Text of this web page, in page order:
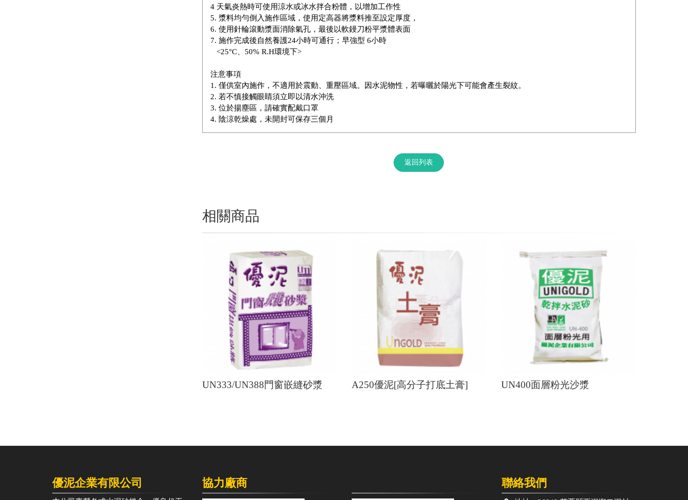
4 天氣炎熱時可使用涼水或冰水拌合粉體，以增加工作性
5. 漿料均勻倒入施作區域，使用定高器將漿料推至設定厚度，
6. 使用針輪滾動漿面消除氣孔，最後以軟鏝刀粉平漿體表面
7. 施作完成後自然養護24小時可通行；早強型 6小時
<25°C、50% R.H環境下>
注意事項
1. 僅供室內施作，不適用於震動、重壓區域。因水泥物性，若曝曬於陽光下可能會產生裂紋。
2. 若不慎接觸眼睛須立即以清水沖洗
3. 位於揚塵區，請確實配戴口罩
4. 陰涼乾燥處，未開封可保存三個月
返回列表
相關商品
UN333/UN388門窗嵌縫砂漿 A250優泥[高分子打底土膏] UN400面層粉光沙漿
優泥企業有限公司 協力廠商 聯絡我們